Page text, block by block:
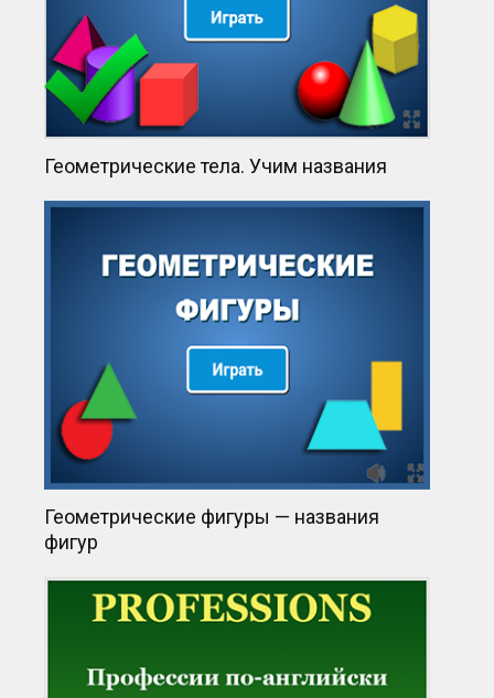
Геометрические тела. Учим названия
Геометрические фигуры — названия
фигур